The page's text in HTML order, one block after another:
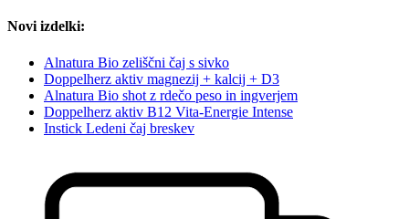
Novi izdelki:
Alnatura Bio zeliščni čaj s sivko
Doppelherz aktiv magnezij + kalcij + D3
Alnatura Bio shot z rdečo peso in ingverjem
Doppelherz aktiv B12 Vita-Energie Intense
Instick Ledeni čaj breskev